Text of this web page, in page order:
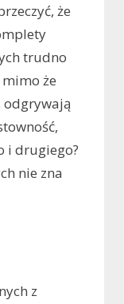
że
trudno
że
odgrywają
i drugiego?
nie zna
z